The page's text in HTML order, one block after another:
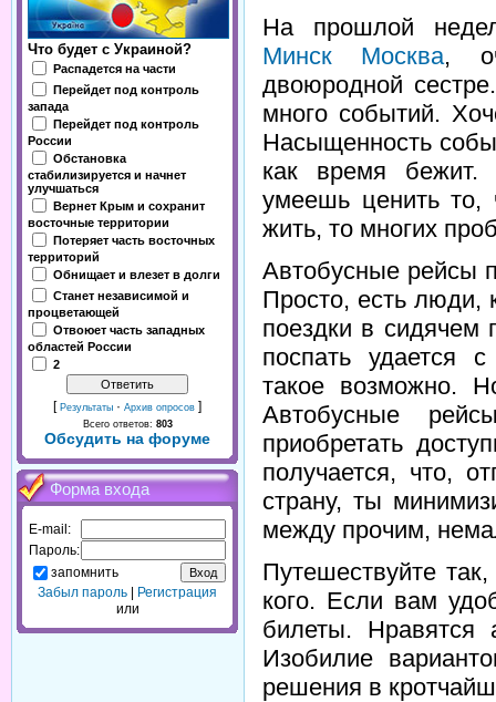
Что будет с Украиной?
Распадется на части
Перейдет под контроль
запада
Перейдет под контроль
России
Обстановка
стабилизируется и начнет
улучшаться
Вернет Крым и сохранит
восточные территории
Потеряет часть восточных
территорий
Обнищает и влезет в долги
Станет независимой и
процветающей
Отвоюет часть западных
областей России
2
[ Результаты · Архив опросов ]
Всего ответов: 803
Обсудить на форуме
Форма входа
E-mail:
Пароль:
запомнить
Забыл пароль
Регистрация
или
На прошлой
Минск Москва,
двоюродной
много событий.
Насыщенность
как время бежит.
умеешь ценить
жить, то многих
Автобусные рейсы
Просто, есть люди,
поездки в сидячем
поспать удается
такое возможно.
Автобусные
приобретать
получается, что,
страну, ты
между прочим,
Путешествуйте
кого. Если вам
билеты. Нравятся
Изобилие
решения в